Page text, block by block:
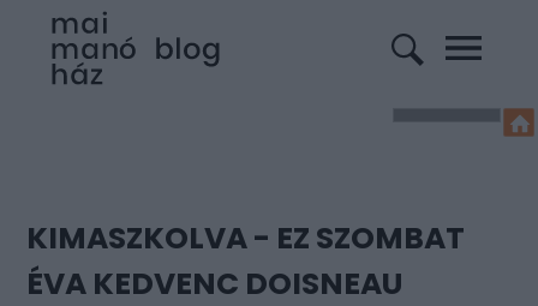
KIMASZKOLVA - EZ SZOMBAT
ÉVA KEDVENC DOISNEAU